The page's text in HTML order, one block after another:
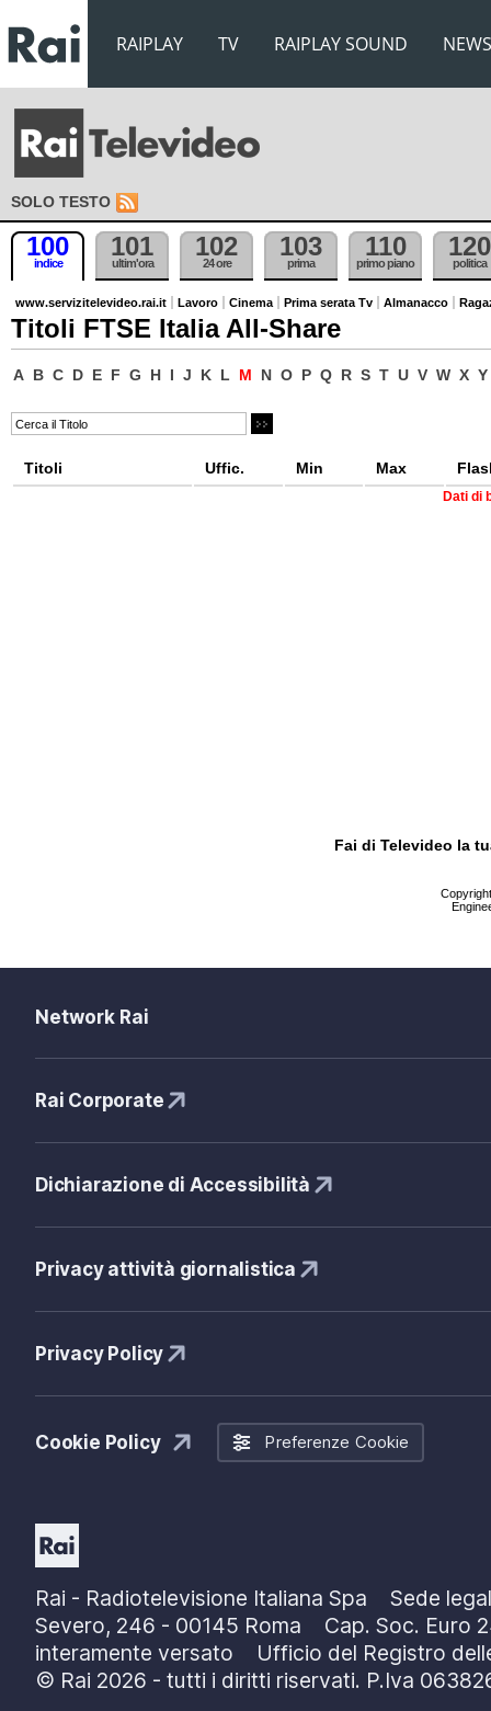
RAIPLAY TV RAIPLAY SOUND NEWS
SOLO TESTO
100
indice
101
ultim'ora
102
24 ore
103
prima
110
primo piano
120
politica
www.servizitelevideo.rai.it Lavoro Cinema Prima serata Tv Almanacco
Titoli FTSE Italia All-Share
A B C D E F G H I J K L M N O P Q R S T U V W X Y
Titoli Uffic. Min Max
Dati di
Fai di Televideo la